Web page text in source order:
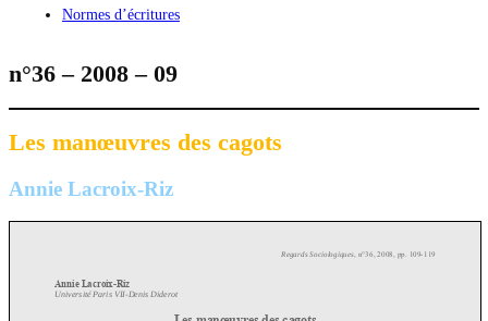
Normes d’écritures
n°36 – 2008 – 09
Les manœuvres des cagots
Annie Lacroix-Riz